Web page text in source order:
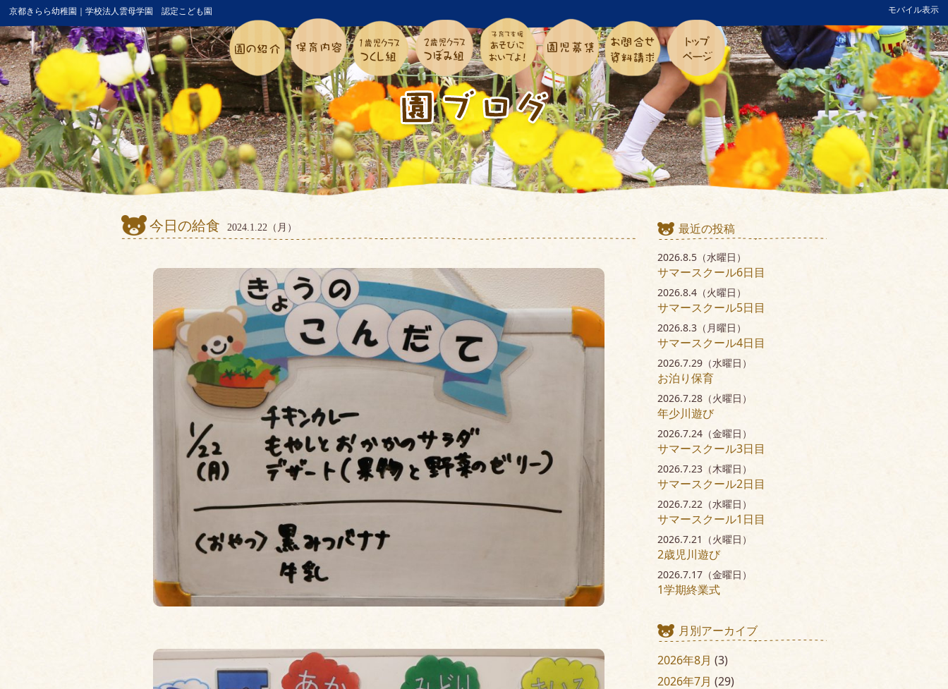
京都きらら幼稚園｜学校法人雲母学園 認定こども園 モバイル表示
今日の給食 2024.1.22（月） 最近の投稿
2026.8.5（水曜日）
サマースクール6日目
2026.8.4（火曜日）
サマースクール5日目
2026.8.3（月曜日）
サマースクール4日目
2026.7.29（水曜日）
お泊り保育
2026.7.28（火曜日）
年少川遊び
2026.7.24（金曜日）
サマースクール3日目
2026.7.23（木曜日）
サマースクール2日目
2026.7.22（水曜日）
サマースクール1日目
2026.7.21（火曜日）
2歳児川遊び
2026.7.17（金曜日）
1学期終業式
月別アーカイブ
2026年8月 (3)
2026年7月 (29)